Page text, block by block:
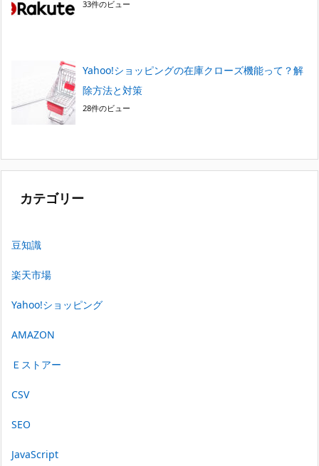
33件のビュー
Yahoo!ショッピングの在庫クローズ機能って？解
除方法と対策
28件のビュー
カテゴリー
豆知識
楽天市場
Yahoo!ショッピング
AMAZON
Ｅストアー
CSV
SEO
JavaScript